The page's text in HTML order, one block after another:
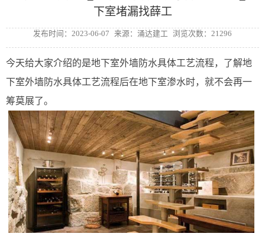
下室堵漏找薛工
发布时间：2023-06-07 来源：涌达建工 浏览次数：21296
今天给大家介绍的是地下室外墙防水具体工艺流程，了解地
下室外墙防水具体工艺流程后在地下室渗水时，就不会再一
筹莫展了。